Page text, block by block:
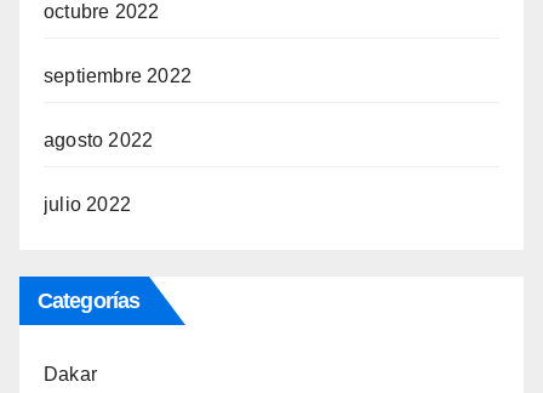
octubre 2022
septiembre 2022
agosto 2022
julio 2022
Categorías
Dakar